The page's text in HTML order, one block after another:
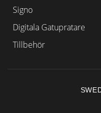
Signo
Digitala Gatupratare
Tillbehör